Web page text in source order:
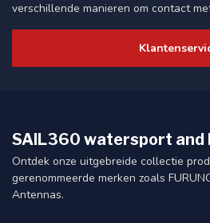
verschillende manieren om contact
SAIL360 watersport and
Ontdek onze uitgebreide collectie
gerenommeerde merken zoals
Antennas.